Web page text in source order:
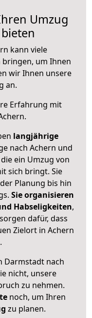
Umzug
kann viele
um Ihnen
wir Ihnen unsere
an.
Erfahrung mit
.
langjährige
nach Achern und
ein Umzug von
sich bringt. Sie
Planung bis hin
Sie organisieren
Habseligkeiten,
dafür, dass
Zielort in Achern
Darmstadt nach
nicht, unsere
zu nehmen.
noch, um Ihren
zu planen.